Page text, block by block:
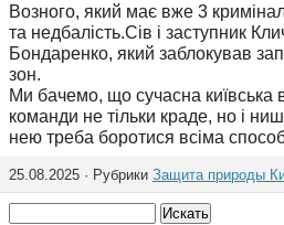
Возного, який має вже 3
та недбалість.Сів і заступник
Бондаренко, який заблокував
зон.
Ми бачемо, що сучасна київська
команди не тільки краде, но і
нею треба боротися всіма
25.08.2025 · Рубрики Защита природы